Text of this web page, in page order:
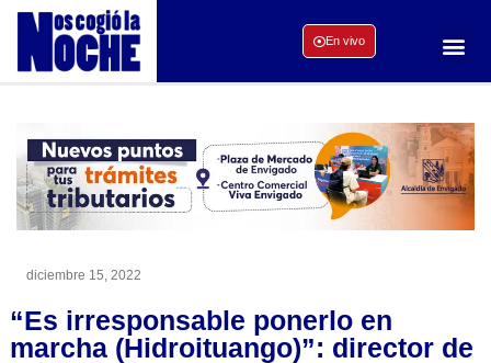
En vivo
diciembre 15, 2022
“Es irresponsable ponerlo en
marcha (Hidroituango)”: director de